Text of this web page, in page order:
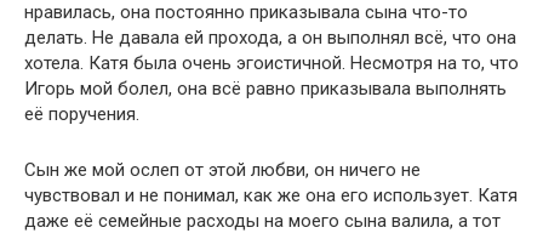
нравилась, она постоянно приказывала сына что-то
делать. Не давала ей прохода, а он выполнял всё, что она
хотела. Катя была очень эгоистичной. Несмотря на то, что
Игорь мой болел, она всё равно приказывала выполнять
её поручения.
Сын же мой ослеп от этой любви, он ничего не
чувствовал и не понимал, как же она его использует. Катя
даже её семейные расходы на моего сына валила, а тот